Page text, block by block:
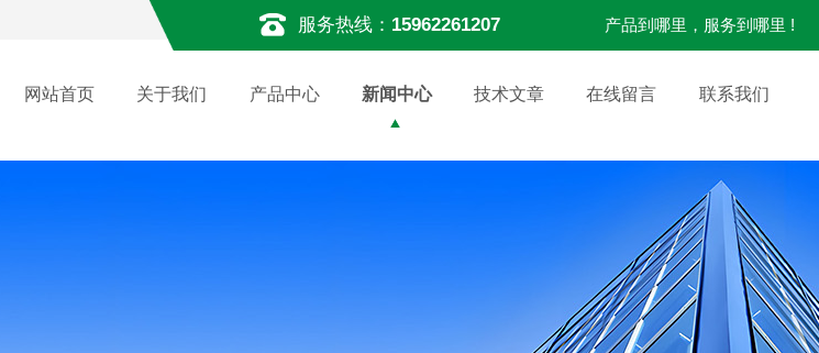
服务热线： 15962261207 产品到哪里，服务到哪里 !
网站首页 关于我们 产品中心 新闻中心 技术文章 在线留言 联系我们